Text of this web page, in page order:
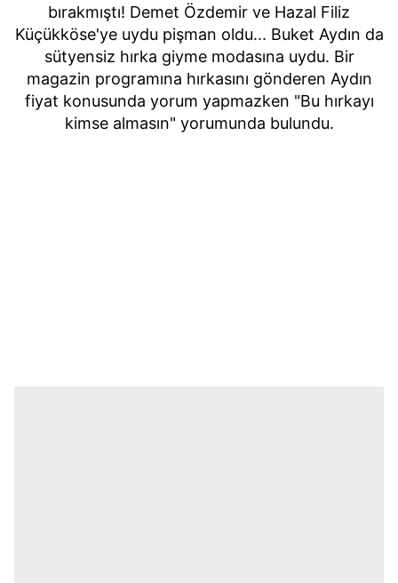
bırakmıştı! Demet Özdemir ve Hazal Filiz
Küçükköse'ye uydu pişman oldu... Buket Aydın da
sütyensiz hırka giyme modasına uydu. Bir
magazin programına hırkasını gönderen Aydın
fiyat konusunda yorum yapmazken "Bu hırkayı
kimse almasın" yorumunda bulundu.